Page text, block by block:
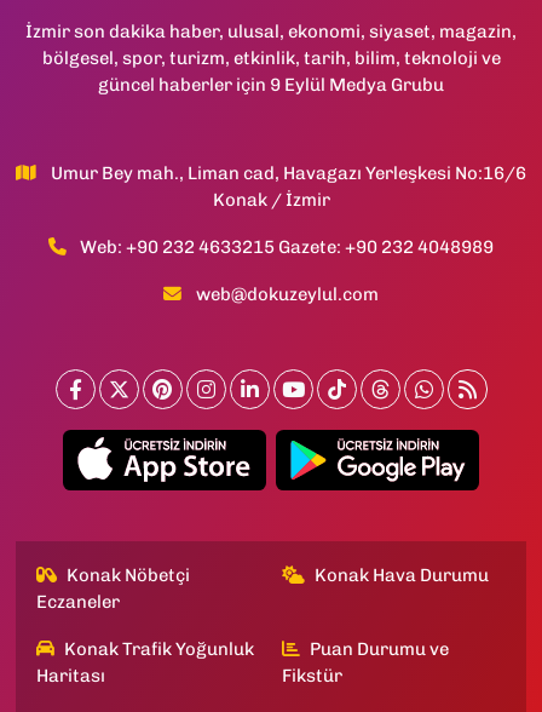
İzmir son dakika haber, ulusal, ekonomi, siyaset, magazin,
bölgesel, spor, turizm, etkinlik, tarih, bilim, teknoloji ve
güncel haberler için 9 Eylül Medya Grubu
Umur Bey mah., Liman cad, Havagazı Yerleşkesi No:16/6
Konak / İzmir
Web: +90 232 4633215 Gazete: +90 232 4048989
web@dokuzeylul.com
Konak Nöbetçi
Eczaneler
Konak Hava Durumu
Konak Trafik Yoğunluk
Haritası
Puan Durumu ve
Fikstür